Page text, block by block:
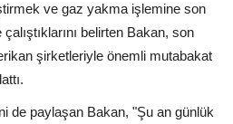
ve gaz yakma işlemine son
belirten Bakan, son
şirketleriyle önemli mutabakat
de paylaşan Bakan, "Şu an günlük